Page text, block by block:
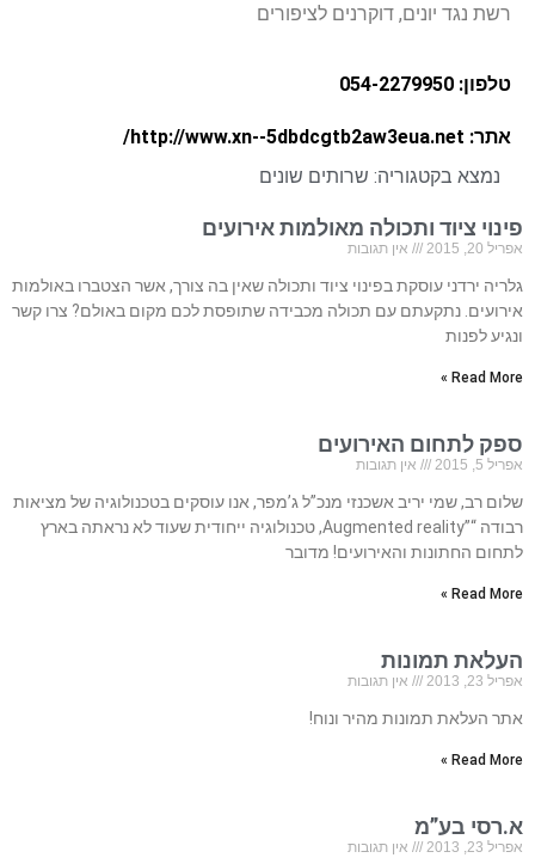
רשת נגד יונים, דוקרנים לציפורים
טלפון: 054-2279950
אתר: http://www.xn--5dbdcgtb2aw3eua.net/
נמצא בקטגוריה: שרותים שונים
פינוי ציוד ותכולה מאולמות אירועים
אפריל 20, 2015 אין תגובות
גלריה ירדני עוסקת בפינוי ציוד ותכולה שאין בה צורך, אשר הצטברו באולמות
אירועים. נתקעתם עם תכולה מכבידה שתופסת לכם מקום באולם? צרו קשר
ונגיע לפנות
Read More »
ספק לתחום האירועים
אפריל 5, 2015 אין תגובות
שלום רב, שמי יריב אשכנזי מנכ”ל ג’מפר, אנו עוסקים בטכנולוגיה של מציאות
רבודה “”Augmented reality, טכנולוגיה ייחודית שעוד לא נראתה בארץ
לתחום החתונות והאירועים! מדובר
Read More »
העלאת תמונות
אפריל 23, 2013 אין תגובות
אתר העלאת תמונות מהיר ונוח!
Read More »
א.רסי בע”מ
אפריל 23, 2013 אין תגובות